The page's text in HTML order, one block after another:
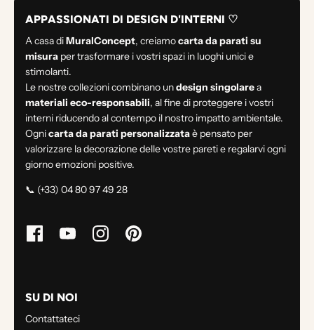
APPASSIONATI DI DESIGN D'INTERNI ♡
A casa diMuralConcept, creiamocarta da parati su
misura per trasformare i vostri spazi in luoghi unici e
stimolanti.
Le nostre collezioni combinano undesign singolarea
materiali eco-responsabili, al fine di proteggere i vostri
interni riducendo al contempo il nostro impatto ambientale.
Ognicarta da parati personalizzataè pensato per
valorizzare la decorazione delle vostre pareti e regalarvi ogni
giorno emozioni positive.
📞 (+33) 04 80 97 49 28
SU DI NOI
Contattateci